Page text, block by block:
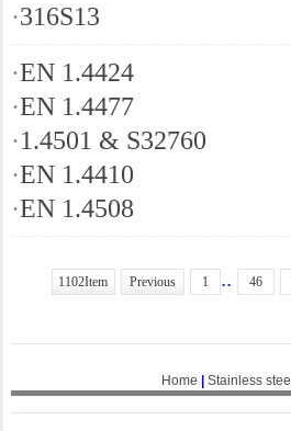
·316S13
·EN 1.4424
·EN 1.4477
·1.4501 & S32760
·EN 1.4410
·EN 1.4508
1102Item Previous 1 .. 46
Home Stainless steel